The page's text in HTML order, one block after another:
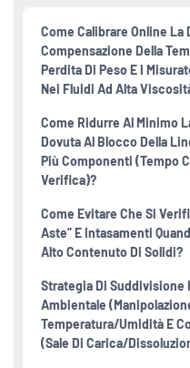
Come Calibrare Online La
Compensazione Della
Perdita Di Peso E I
Nei Fluidi Ad Alta
Come Ridurre Al Minimo
Dovuta Al Blocco Della
Più Componenti (tempo
Verifica)?
Come Evitare Che Si
Aste” E Intasamenti
Alto Contenuto Di Solidi?
Strategia Di Suddivisione
Ambientale
Temperatura/umidità E
(sale Di Carica/